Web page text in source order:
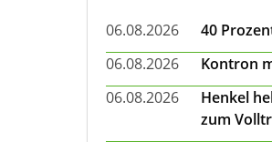
06.08.2026
40
06.08.2026
Kontron
06.08.2026
Henkel
zum